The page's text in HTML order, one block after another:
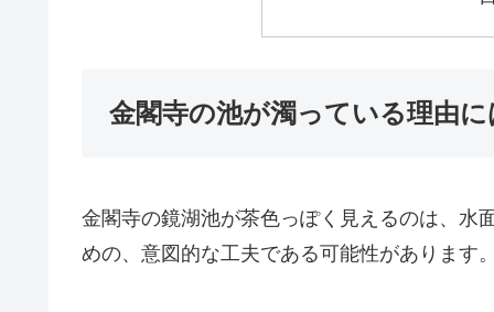
金閣寺の池が濁っている理由
金閣寺の鏡湖池が茶色っぽく見えるのは、水
めの、意図的な工夫である可能性があります